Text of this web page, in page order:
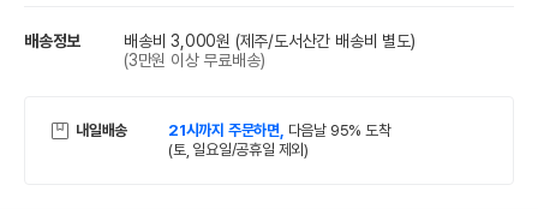
배송정보 배송비 3,000원 (제주/도서산간 배송비 별도)
(3만원 이상 무료배송)
내일배송 21시까지 주문하면, 다음날 95% 도착
(토, 일요일/공휴일 제외)